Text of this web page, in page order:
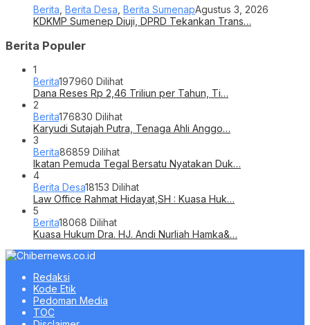
Berita Berita Desa Berita SumenapAgustus 3, 2026
KDKMP Sumenep Diuji, DPRD Tekankan Trans…
Berita Populer
1
Berita197960 Dilihat
Dana Reses Rp 2,46 Triliun per Tahun, Ti…
2
Berita176830 Dilihat
Karyudi Sutajah Putra, Tenaga Ahli Anggo…
3
Berita86859 Dilihat
Ikatan Pemuda Tegal Bersatu Nyatakan Duk…
4
Berita Desa18153 Dilihat
Law Office Rahmat Hidayat,SH : Kuasa Huk…
5
Berita18068 Dilihat
Kuasa Hukum Dra. HJ. Andi Nurliah Hamka&…
Redaksi
Kode Etik
Pedoman Media
TOC